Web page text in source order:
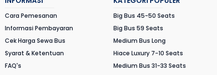
Cara Pemesanan
Informasi Pembayaran
Cek Harga Sewa Bus
Syarat & Ketentuan
FAQ's
Big Bus 45-50 Seats
Big Bus 59 Seats
Medium Bus Long
Hiace Luxury 7-10 Seats
Medium Bus 31-33 Seats